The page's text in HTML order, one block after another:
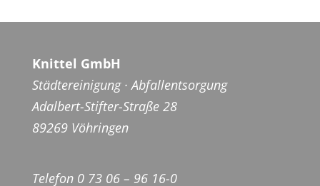
Knittel GmbH
Städtereinigung · Abfallentsorgung
Adalbert-Stifter-Straße 28
89269 Vöhringen
Telefon 0 73 06 – 96 16-0